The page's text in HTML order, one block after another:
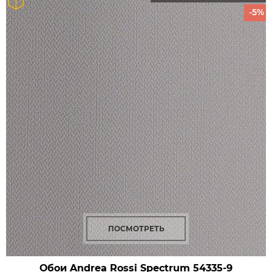
-5%
ПОСМОТРЕТЬ
Обои Andrea Rossi Spectrum 54335-9